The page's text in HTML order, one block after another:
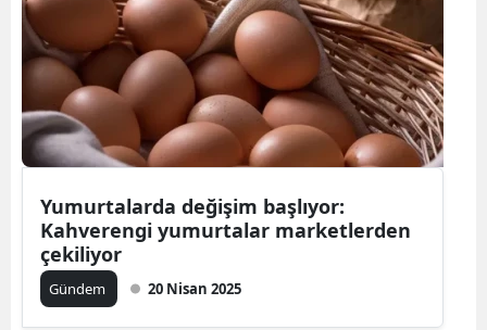
Yumurtalarda değişim başlıyor:
Kahverengi yumurtalar marketlerden
çekiliyor
Gündem 20 Nisan 2025